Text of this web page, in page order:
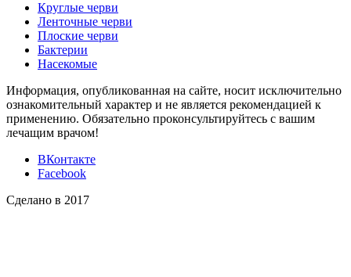
Круглые черви
Ленточные черви
Плоские черви
Бактерии
Насекомые
Информация, опубликованная на сайте, носит исключительно
ознакомительный характер и не является рекомендацией к
применению. Обязательно проконсультируйтесь с вашим
лечащим врачом!
ВКонтакте
Facebook
Сделано в 2017